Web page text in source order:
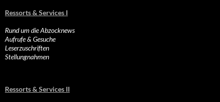
Ressorts & Services I
Rund um die Abzocknews
Aufrufe & Gesuche
Leserzuschriften
Stellungnahmen
Ressorts & Services II